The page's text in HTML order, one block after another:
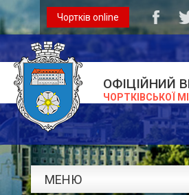
ОФІЦІЙНИЙ
ЧОРТКІВСЬКОЇ
Чортків online
МЕНЮ